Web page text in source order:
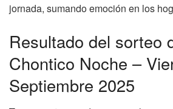
jornada, sumando emoción en los
Resultado del sorteo
Chontico Noche –
Septiembre 2025